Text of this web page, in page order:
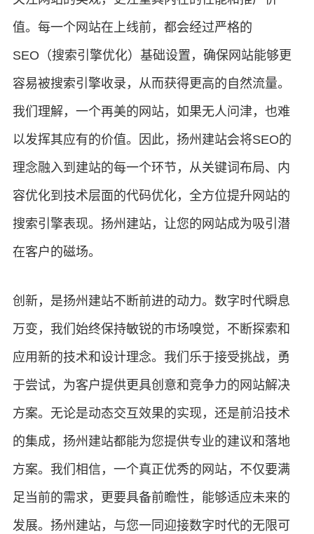
值。每一个网站在上线前，都会经过严格的
SEO（搜索引擎优化）基础设置，确保网站能够更
容易被搜索引擎收录，从而获得更高的自然流量。
我们理解，一个再美的网站，如果无人问津，也难
以发挥其应有的价值。因此，扬州建站会将SEO的
理念融入到建站的每一个环节，从关键词布局、内
容优化到技术层面的代码优化，全方位提升网站的
搜索引擎表现。扬州建站，让您的网站成为吸引潜
在客户的磁场。
创新，是扬州建站不断前进的动力。数字时代瞬息
万变，我们始终保持敏锐的市场嗅觉，不断探索和
应用新的技术和设计理念。我们乐于接受挑战，勇
于尝试，为客户提供更具创意和竞争力的网站解决
方案。无论是动态交互效果的实现，还是前沿技术
的集成，扬州建站都能为您提供专业的建议和落地
方案。我们相信，一个真正优秀的网站，不仅要满
足当前的需求，更要具备前瞻性，能够适应未来的
发展。扬州建站，与您一同迎接数字时代的无限可